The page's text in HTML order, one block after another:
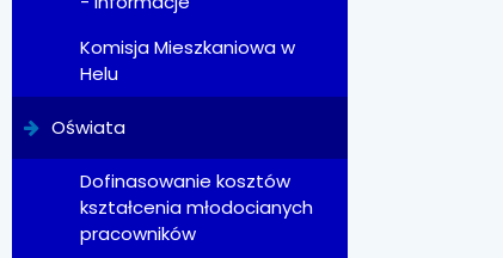
Komisja Mieszkaniowa w
Helu
Oświata
Dofinasowanie kosztów
kształcenia młodocianych
pracowników